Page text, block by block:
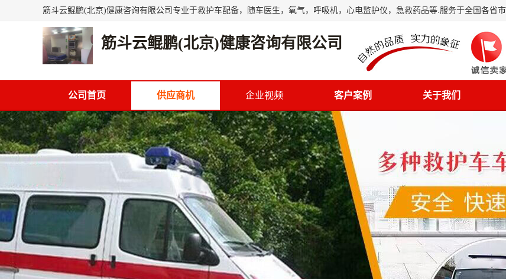
筋斗云鲲鹏(北京)健康咨询有限公司
公司首页 供应商机 企业视频 客户案例 关于我们